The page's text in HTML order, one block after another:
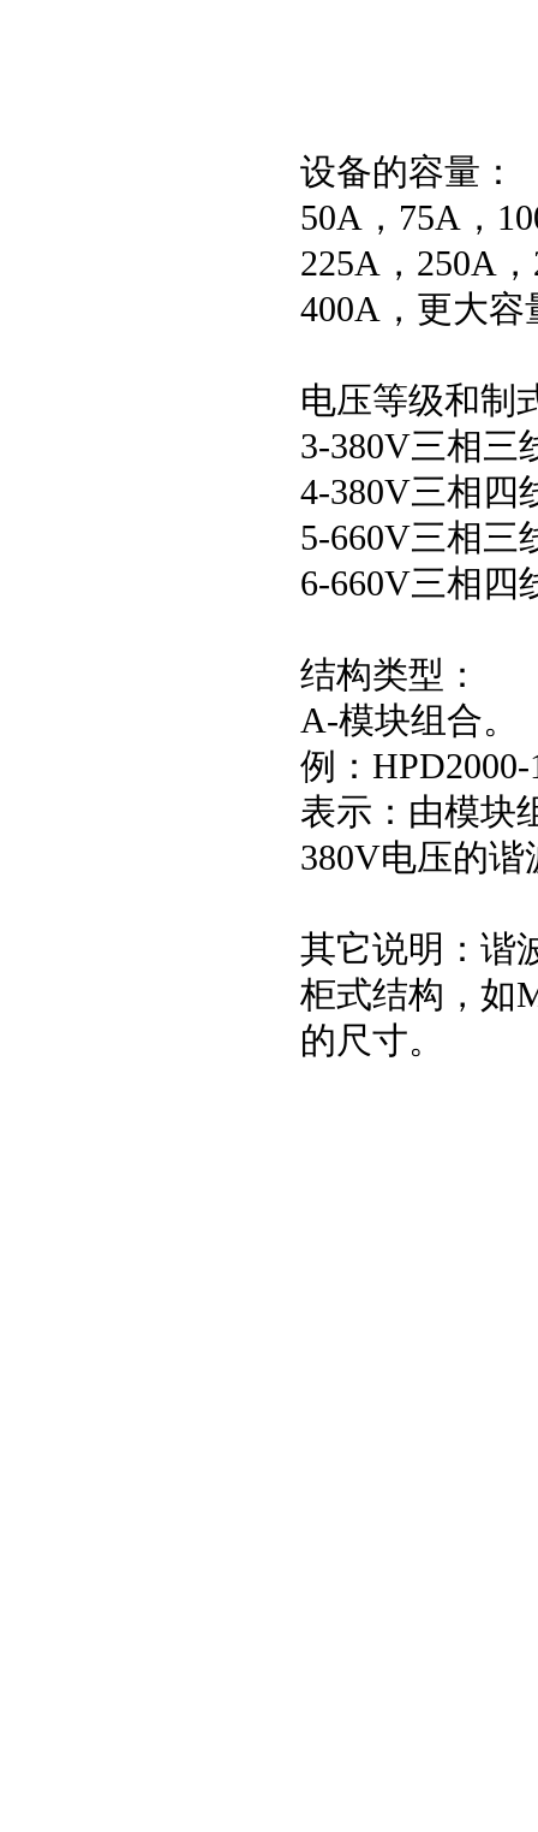
设备的容量：
50A，75A，
225A，250A
400A，更大容
电压等级和制
3-380V三相三
4-380V三相四
5-660V三相三
6-660V三相四
结构类型：
A-模块组合。
例：
表示：由模块
380V电压的谐
其它说明：谐
柜式结构，如
的尺寸。